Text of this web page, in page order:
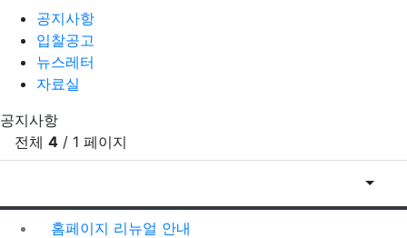
공지사항
입찰공고
뉴스레터
자료실
공지사항
전체 4 / 1 페이지
조회
홈페이지 리뉴얼 안내